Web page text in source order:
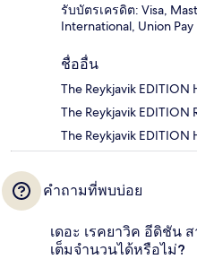
รับบัตรเครดิต: Visa,
International, Union Pay
ชื่ออื่น
The Reykjavik EDITION
The Reykjavik EDITION
The Reykjavik EDITION
คำถามที่พบบ่อย
เดอะ เรคยาวิค อีดิชัน
เต็มจำนวนได้หรือไม่?